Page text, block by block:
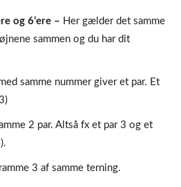
og 6’ere – Her gælder det samme
sammen og du har dit
samme nummer giver et par. Et
2 par. Altså fx et par 3 og et
3 af samme terning.